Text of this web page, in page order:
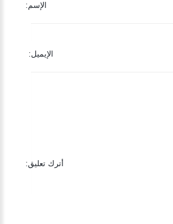
الإسم:
الإيميل:
أترك تعليق: